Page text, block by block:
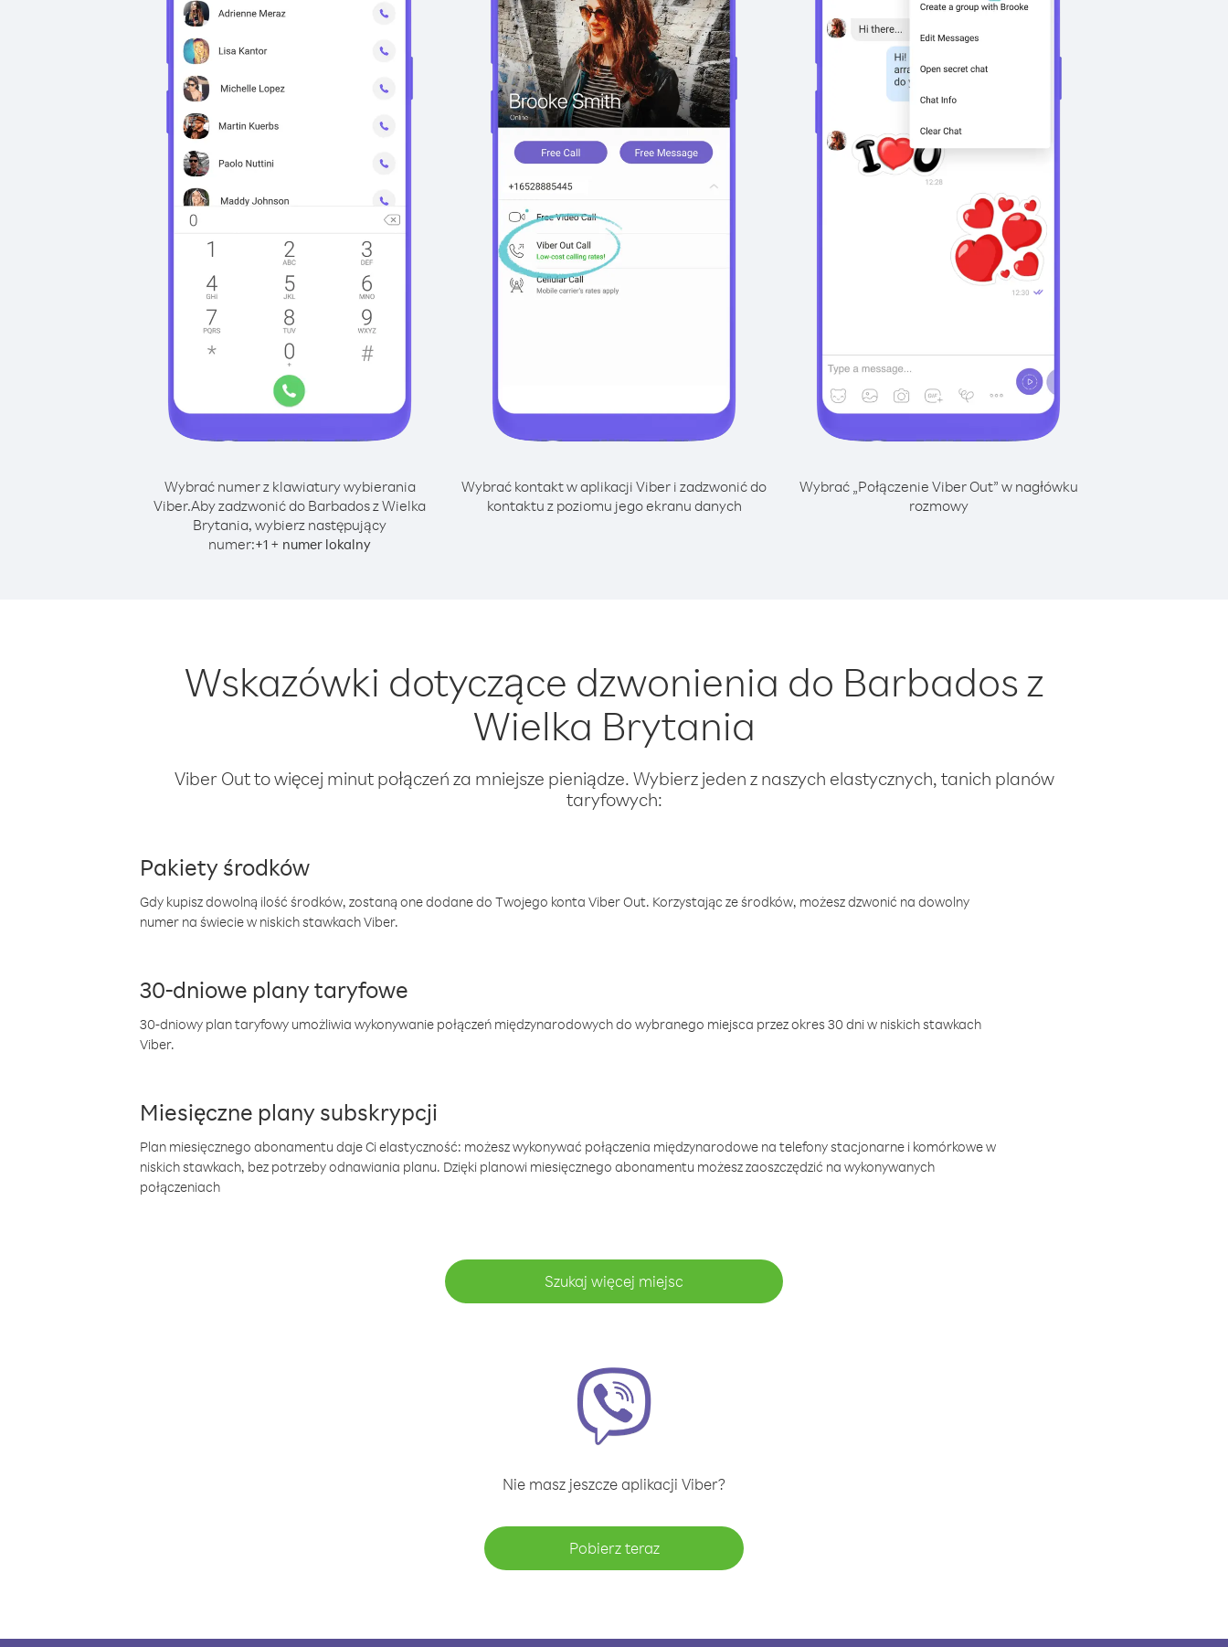
Wybrać numer z klawiatury wybierania
Viber.Aby zadzwonić do Barbados z Wielka
Brytania, wybierz następujący
numer:+1 + numer lokalny
Wybrać kontakt w aplikacji Viber i zadzwonić do
kontaktu z poziomu jego ekranu danych
Wybrać „Połączenie Viber Out” w nagłówku
rozmowy
Wskazówki dotyczące dzwonienia do Barbados z
Wielka Brytania
Viber Out to więcej minut połączeń za mniejsze pieniądze. Wybierz jeden z naszych elastycznych, tanich planów
taryfowych:
Pakiety środków
Gdy kupisz dowolną ilość środków, zostaną one dodane do Twojego konta Viber Out. Korzystając ze środków, możesz dzwonić na dowolny
numer na świecie w niskich stawkach Viber.
30-dniowe plany taryfowe
30-dniowy plan taryfowy umożliwia wykonywanie połączeń międzynarodowych do wybranego miejsca przez okres 30 dni w niskich stawkach
Viber.
Miesięczne plany subskrypcji
Plan miesięcznego abonamentu daje Ci elastyczność: możesz wykonywać połączenia międzynarodowe na telefony stacjonarne i komórkowe w
niskich stawkach, bez potrzeby odnawiania planu. Dzięki planowi miesięcznego abonamentu możesz zaoszczędzić na wykonywanych
połączeniach
Szukaj więcej miejsc
Nie masz jeszcze aplikacji Viber?
Pobierz teraz